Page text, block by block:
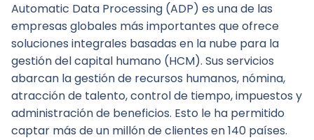
Automatic Data Processing (ADP) es una de las
empresas globales más importantes que ofrece
soluciones integrales basadas en la nube para la
gestión del capital humano (HCM). Sus servicios
abarcan la gestión de recursos humanos, nómina,
atracción de talento, control de tiempo, impuestos y
administración de beneficios. Esto le ha permitido
captar más de un millón de clientes en 140 países.